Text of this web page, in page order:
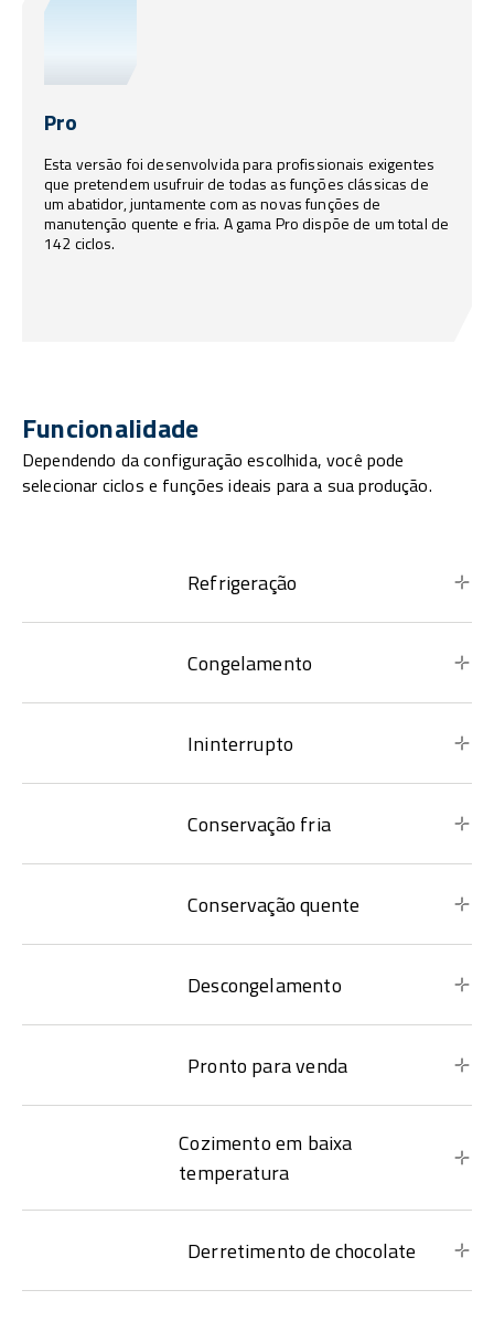
Pro
Esta versão foi desenvolvida para profissionais exigentes
que pretendem usufruir de todas as funções clássicas de
um abatidor, juntamente com as novas funções de
manutenção quente e fria. A gama Pro dispõe de um total de
142 ciclos.
Funcionalidade
Dependendo da configuração escolhida, você pode
selecionar ciclos e funções ideais para a sua produção.
Refrigeração
Congelamento
Ininterrupto
Conservação fria
Conservação quente
Descongelamento
Pronto para venda
Cozimento em baixa
temperatura
Derretimento de chocolate